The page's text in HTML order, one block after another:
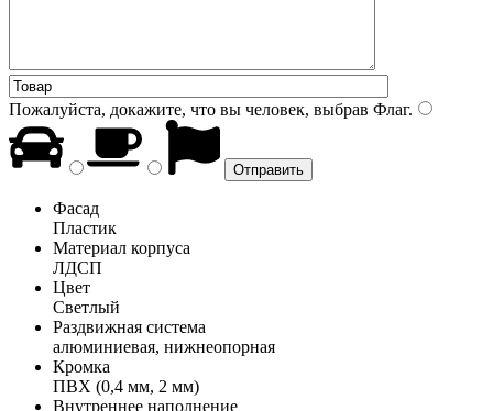
Пожалуйста, докажите, что вы человек, выбрав Флаг.
Фасад
Пластик
Материал корпуса
ЛДСП
Цвет
Светлый
Раздвижная система
алюминиевая, нижнеопорная
Кромка
ПВХ (0,4 мм, 2 мм)
Внутреннее наполнение